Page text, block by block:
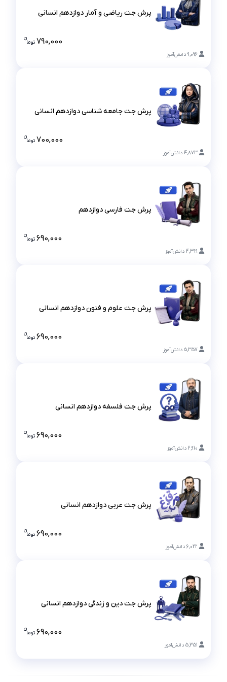
9,096 دانش‌آموز
پرش جت ریاضی و آمار دوازدهم انسانی
پرش جت ریاضی و آمار دوازدهم انسانی
790,000 توما
ن
4,873 دانش‌آموز
پرش جت جامعه شناسی دوازدهم انسانی
پرش جت جامعه شناسی دوازدهم انسانی
700,000 توما
ن
4,399 دانش‌آموز
پرش جت فارسی دوازدهم
690,000 توما
ن
5,357 دانش‌آموز
پرش جت علوم و فنون دوازدهم انسانی
پرش جت علوم و فنون دوازدهم انسانی
690,000 توما
ن
2,910 دانش‌آموز
پرش جت فلسفه دوازدهم انسانی
690,000 توما
ن
6,022 دانش‌آموز
پرش جت عربی دوازدهم انسانی
690,000 توما
ن
5,351 دانش‌آموز
پرش جت دین و زندگی دوازدهم انسانی
پرش جت دین و زندگی دوازدهم انسانی
690,000 توما
ن